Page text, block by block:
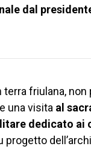
dal
terra friulana,
una visita al
dedicato ai
progetto